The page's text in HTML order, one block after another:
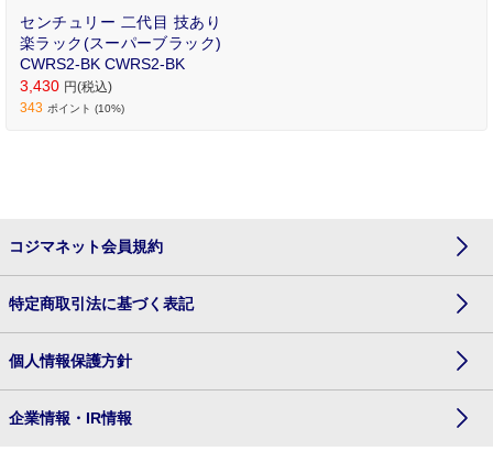
センチュリー 二代目 技あり
楽ラック(スーパーブラック)
CWRS2-BK CWRS2-BK
3,430 円(税込)
343 ポイント (10%)
コジマネット会員規約
特定商取引法に基づく表記
個人情報保護方針
企業情報・IR情報